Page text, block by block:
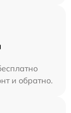
и обратно.